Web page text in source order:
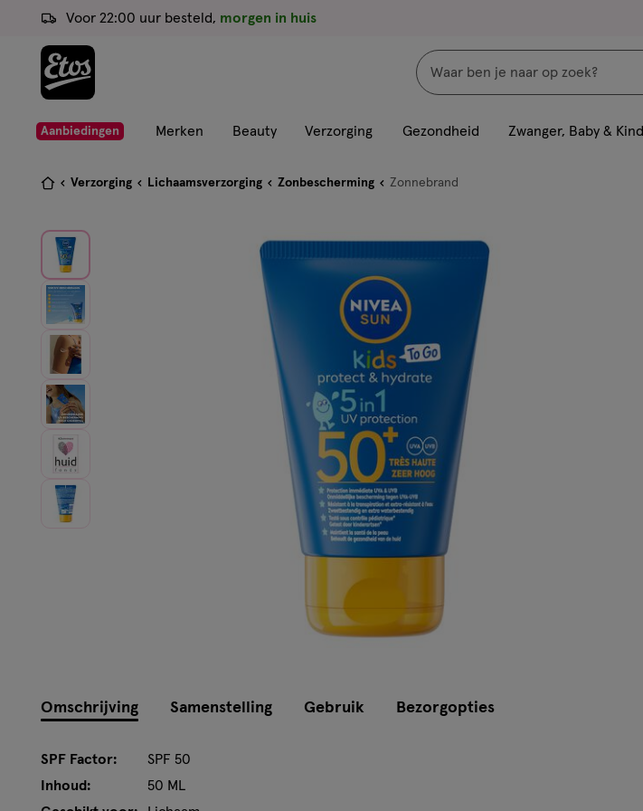
ga
de
hoofd
ga
de
naar
footer
Voor 22:00 uur besteld, morgen in huis
Zoeken
met
veld
geavanceerde
zoekopties
Aanbiedingen Merken Beauty Verzorging Gezondheid Zwanger, Baby & Kind
Je
hier:
Verzorging Lichaamsverzorging Zonbescherming Zonnebrand
Omschrijving Samenstelling Gebruik Bezorgopties
SPF Factor:
SPF 50
Inhoud:
50 ML